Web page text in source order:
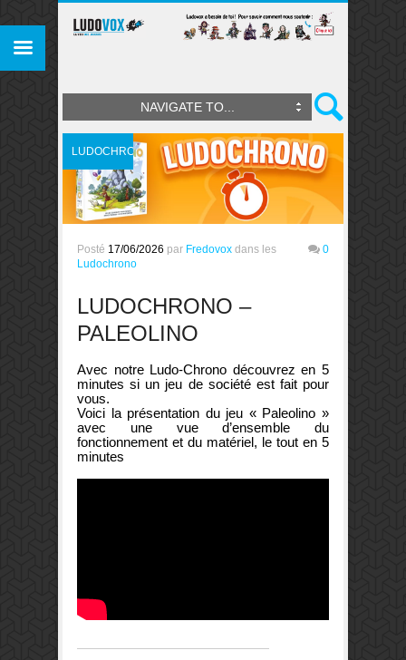
NAVIGATE TO...
LUDOCHRONO
Posté 17/06/2026 par Fredovox dans les
Ludochrono
0
LUDOCHRONO –
PALEOLINO
Avec notre Ludo-Chrono découvrez en 5
minutes si un jeu de société est fait pour
vous.
Voici la présentation du jeu « Paleolino »
avec une vue d’ensemble du
fonctionnement et du matériel, le tout en 5
minutes